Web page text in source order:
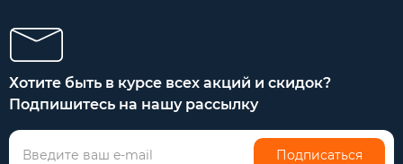
Хотите быть в курсе всех акций и скидок?
Подпишитесь на нашу рассылку
Подписаться